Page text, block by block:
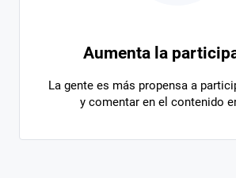
Aumenta la
La gente es más propensa a
y comentar en el contenido